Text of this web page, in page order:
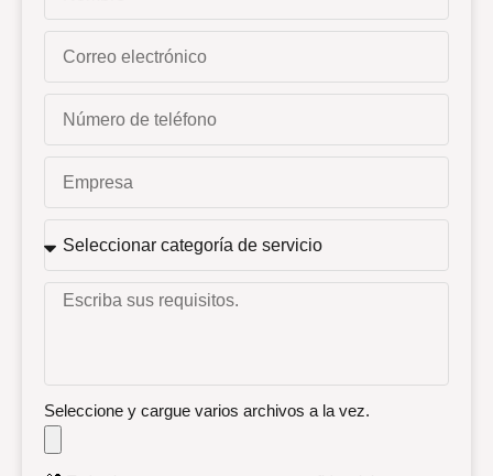
Seleccione y cargue varios archivos a la vez.